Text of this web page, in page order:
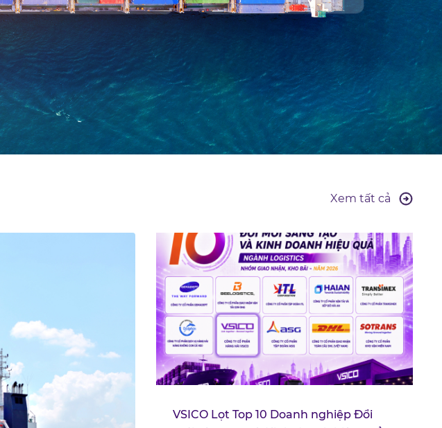
Xem tất cả
VSICO Lọt Top 10 Doanh nghiệp Đổi